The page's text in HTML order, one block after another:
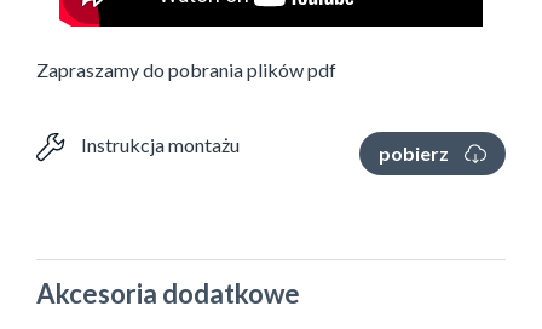
Zapraszamy do pobrania plików pdf
Instrukcja montażu pobierz
Akcesoria dodatkowe